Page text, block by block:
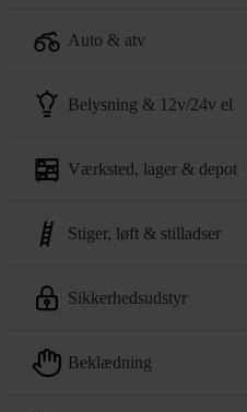
auto & atv
belysning & 12v/24v el
værksted, lager & depot
stiger, løft & stilladser
sikkerhedsudstyr
beklædning